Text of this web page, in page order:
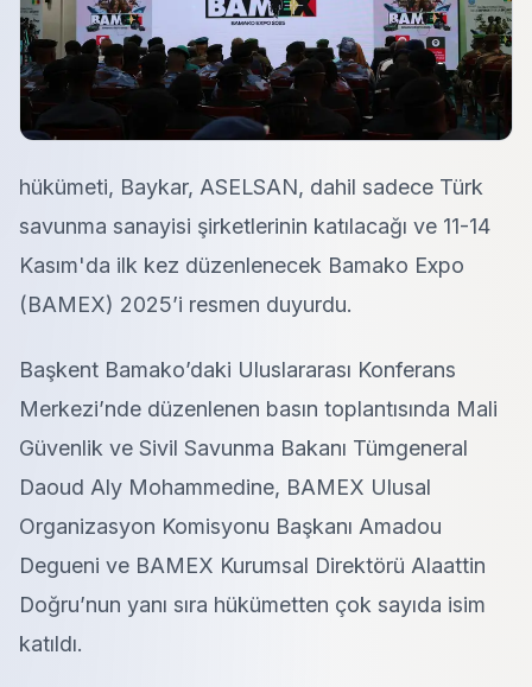
hükümeti, Baykar, ASELSAN, dahil sadece Türk
savunma sanayisi şirketlerinin katılacağı ve 11-14
Kasım'da ilk kez düzenlenecek Bamako Expo
(BAMEX) 2025’i resmen duyurdu.
Başkent Bamako’daki Uluslararası Konferans
Merkezi’nde düzenlenen basın toplantısında Mali
Güvenlik ve Sivil Savunma Bakanı Tümgeneral
Daoud Aly Mohammedine, BAMEX Ulusal
Organizasyon Komisyonu Başkanı Amadou
Degueni ve BAMEX Kurumsal Direktörü Alaattin
Doğru’nun yanı sıra hükümetten çok sayıda isim
katıldı.